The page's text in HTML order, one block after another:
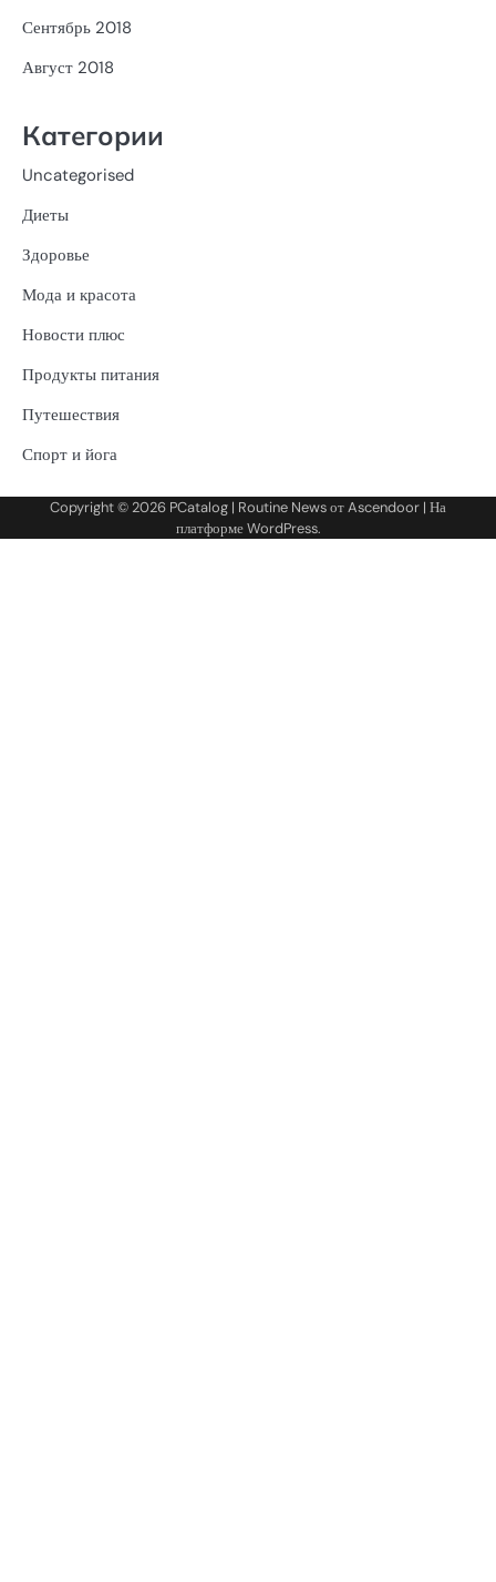
Сентябрь 2018
Август 2018
Категории
Uncategorised
Диеты
Здоровье
Мода и красота
Новости плюс
Продукты питания
Путешествия
Спорт и йога
Copyright © 2026 PCatalog | Routine News отAscendoor | На
платформеWordPress.